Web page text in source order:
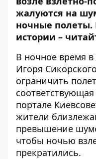
жалуются на
ночные полеты.
истории –
В ночное время
Игоря
ограничить
портале
жители
превышение
чтобы ночью
прекратились.